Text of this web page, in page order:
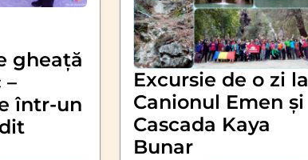
gheață
–
într-un
Excursie de o zi la
Canionul Emen și
Cascada Kaya
Bunar